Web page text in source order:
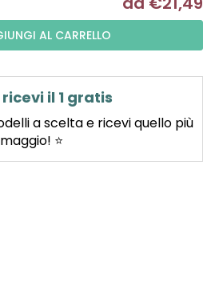
AL CARRELLO
il 1 gratis
a scelta e ricevi quello più
⭐